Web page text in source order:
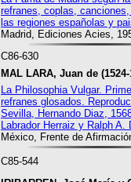
refranes, coplas,
las regiones españolas y
Madrid, Ediciones Acies,
C86-630
MAL LARA, Juan de (1524-
La Philosophia Vulgar.
refranes glosados.
Sevilla, Hernando Diaz,
Labrador Herraiz y Ralph A.
México, Frente de
C85-544